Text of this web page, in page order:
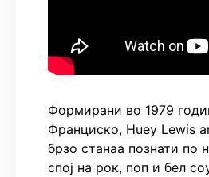
Формирани во 1979
Франциско, Huey Lewis
брзо станаа познати по
спој на рок, поп и бел